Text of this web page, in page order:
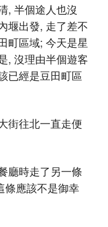
, 半個途人也沒
堰出發, 走了差不
町區域; 今天是星
, 沒理由半個遊客
已經是豆田町區
街往北一直走便
廳時走了另一條
條應該不是御幸